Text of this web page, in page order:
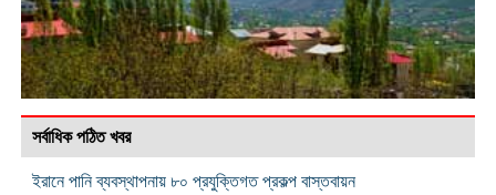
সর্বাধিক পঠিত খবর
ইরানে পানি ব্যবস্থাপনায় ৮০ প্রযুক্তিগত প্রকল্প বাস্তবায়ন